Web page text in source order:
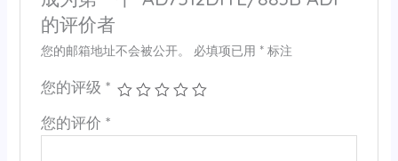
的评价者
您的邮箱地址不会被公开。 必填项已用 *标注
您的评级 *
您的评价 *